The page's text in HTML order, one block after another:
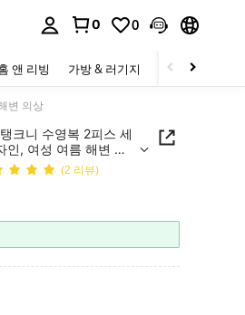
0 0
앤 리빙 가방 & 러기지 스포츠 & 아웃
변 의상
크니 수영복 2피스 세
인, 여성 여름 해변 의
(2 리뷰)